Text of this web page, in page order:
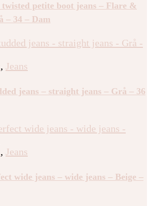
petite boot jeans – Flare &
– 34 – Dam
, Jeans
jeans – straight jeans – Grå – 36
, Jeans
wide jeans – wide jeans – Beige –